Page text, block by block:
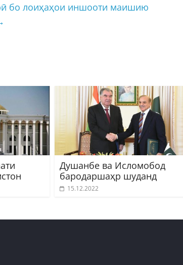
бо лоиҳаҳои иншооти маишию
Душанбе ва Исломобод
бародаршаҳр шуданд
15.12.2022